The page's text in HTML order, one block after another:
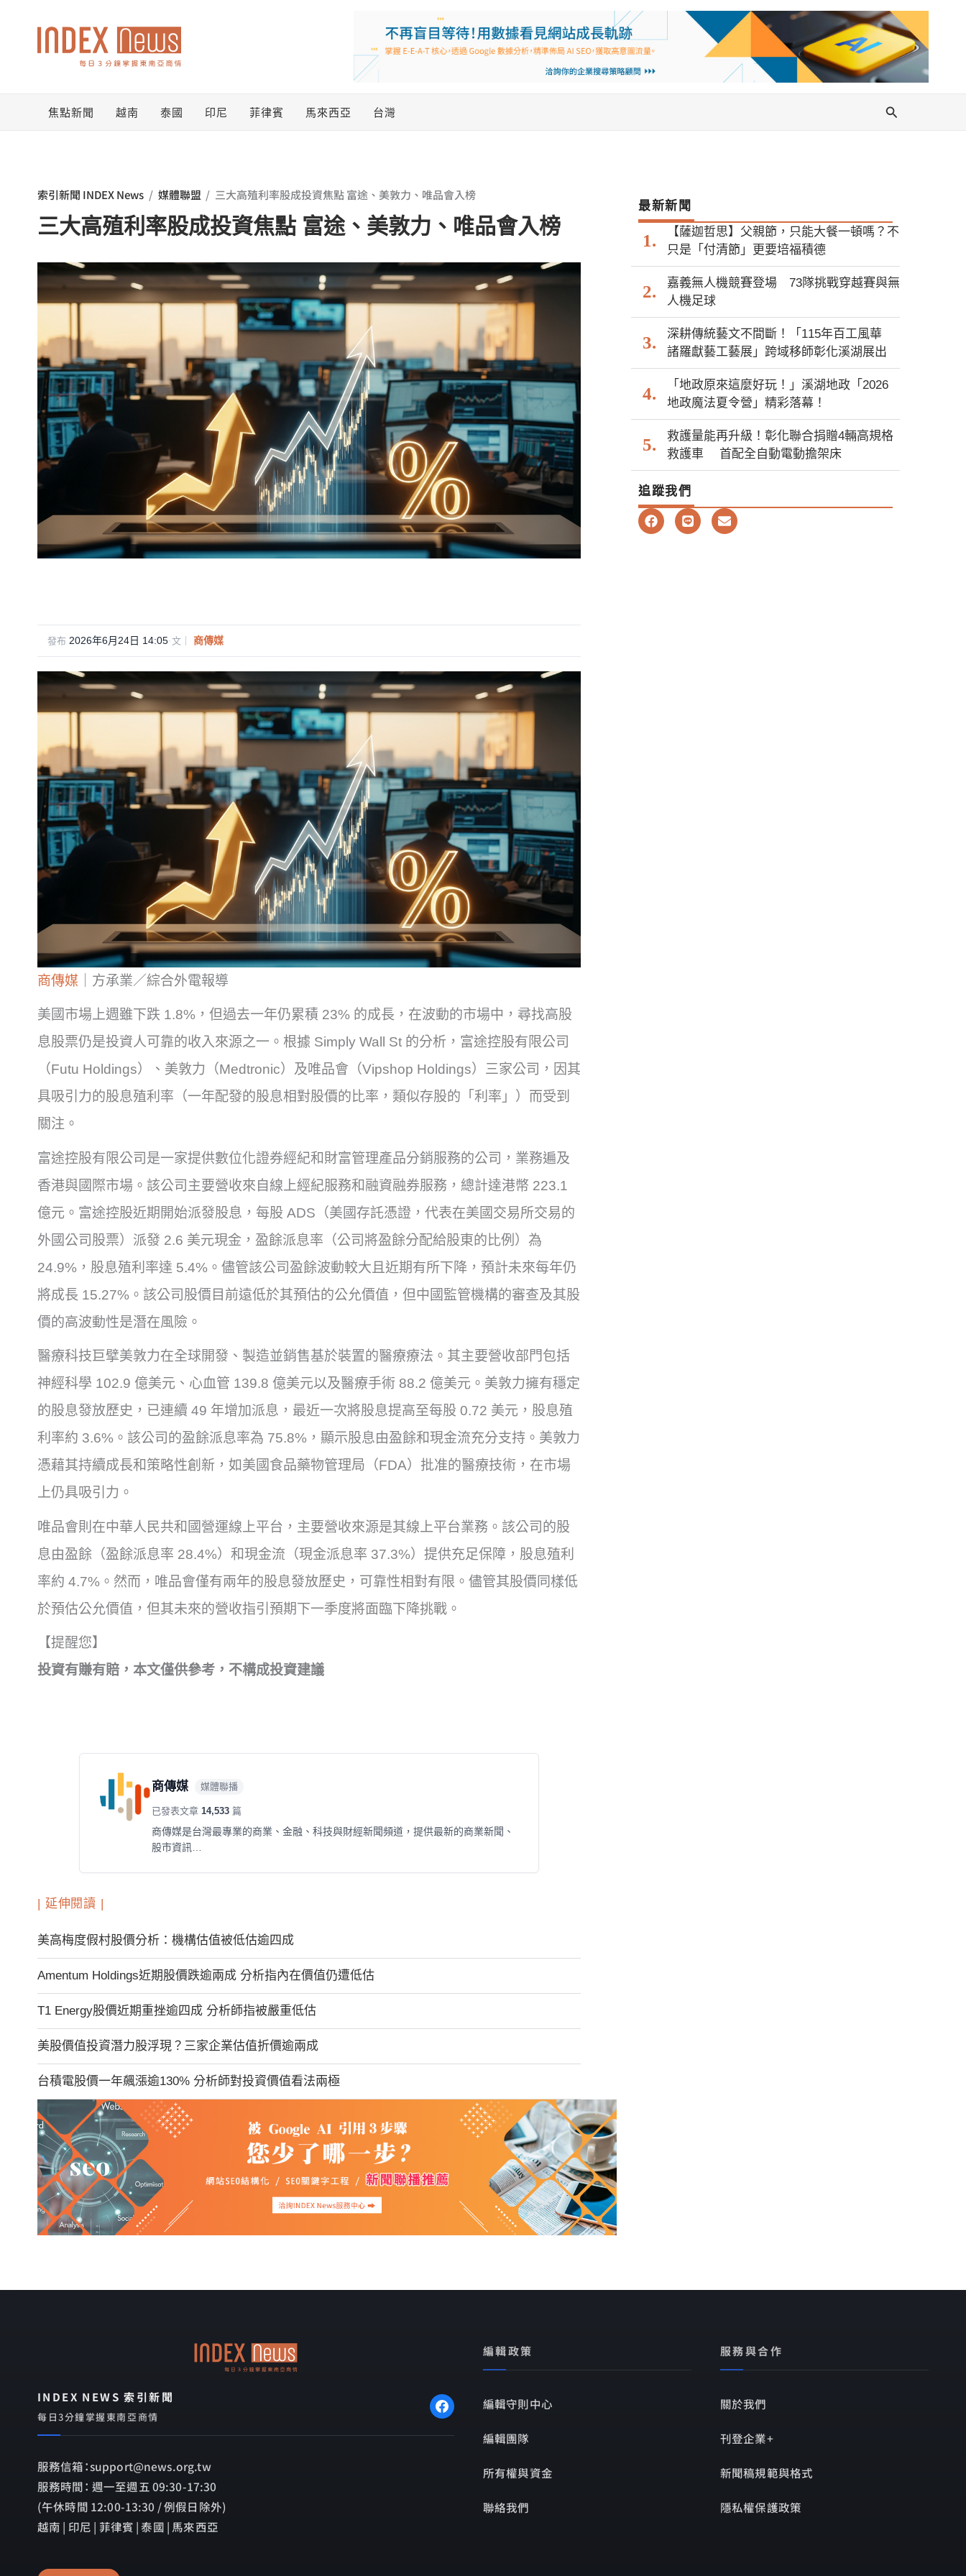
焦點新聞 越南 泰國 印尼 菲律賓 馬來西亞 台灣
搜
索引新聞 INDEX News / 媒體聯盟 / 三大高殖利率股成投資焦點 富途、美敦力、唯品會入榜
三大高殖利率股成投資焦點 富途、美敦力、唯品會入榜
發布 2026年6月24日 14:05·文｜ 商傳媒
商傳媒 ｜方承業／綜合外電報導
美國市場上週雖下跌 1.8%，但過去一年仍累積 23% 的成長，在波動的市場中，尋找高股
息股票仍是投資人可靠的收入來源之一。根據 Simply Wall St 的分析，富途控股有限公司
（Futu Holdings）、美敦力（Medtronic）及唯品會（Vipshop Holdings）三家公司，因其
具吸引力的股息殖利率（一年配發的股息相對股價的比率，類似存股的「利率」）而受到
關注。
富途控股有限公司是一家提供數位化證券經紀和財富管理產品分銷服務的公司，業務遍及
香港與國際市場。該公司主要營收來自線上經紀服務和融資融券服務，總計達港幣 223.1
億元。富途控股近期開始派發股息，每股 ADS（美國存託憑證，代表在美國交易所交易的
外國公司股票）派發 2.6 美元現金，盈餘派息率（公司將盈餘分配給股東的比例）為
24.9%，股息殖利率達 5.4%。儘管該公司盈餘波動較大且近期有所下降，預計未來每年仍
將成長 15.27%。該公司股價目前遠低於其預估的公允價值，但中國監管機構的審查及其股
價的高波動性是潛在風險。
醫療科技巨擘美敦力在全球開發、製造並銷售基於裝置的醫療療法。其主要營收部門包括
神經科學 102.9 億美元、心血管 139.8 億美元以及醫療手術 88.2 億美元。美敦力擁有穩定
的股息發放歷史，已連續 49 年增加派息，最近一次將股息提高至每股 0.72 美元，股息殖
利率約 3.6%。該公司的盈餘派息率為 75.8%，顯示股息由盈餘和現金流充分支持。美敦力
憑藉其持續成長和策略性創新，如美國食品藥物管理局（FDA）批准的醫療技術，在市場
上仍具吸引力。
唯品會則在中華人民共和國營運線上平台，主要營收來源是其線上平台業務。該公司的股
息由盈餘（盈餘派息率 28.4%）和現金流（現金派息率 37.3%）提供充足保障，股息殖利
率約 4.7%。然而，唯品會僅有兩年的股息發放歷史，可靠性相對有限。儘管其股價同樣低
於預估公允價值，但其未來的營收指引預期下一季度將面臨下降挑戰。
【提醒您】
投資有賺有賠，本文僅供參考，不構成投資建議
商傳媒 媒體聯播
已發表文章 14,533 篇
商傳媒是台灣最專業的商業、金融、科技與財經新聞頻道，提供最新的商業新聞、
股市資訊…
| 延伸閱讀 |
美高梅度假村股價分析：機構估值被低估逾四成
Amentum Holdings近期股價跌逾兩成 分析指內在價值仍遭低估
T1 Energy股價近期重挫逾四成 分析師指被嚴重低估
美股價值投資潛力股浮現？三家企業估值折價逾兩成
台積電股價一年飆漲逾130% 分析師對投資價值看法兩極
最新新聞
【薩迦哲思】父親節，只能大餐一頓嗎？不
只是「付清節」更要培福積德
嘉義無人機競賽登場 73隊挑戰穿越賽與無
人機足球
深耕傳統藝文不間斷！「115年百工風華
諸羅獻藝工藝展」跨域移師彰化溪湖展出
「地政原來這麼好玩！」溪湖地政「2026
地政魔法夏令營」精彩落幕！
救護量能再升級！彰化聯合捐贈4輛高規格
救護車 首配全自動電動擔架床
追蹤我們
F
a
L
i
E
n
INDEX NEWS 索引新聞
每日3分鐘掌握東南亞商情
服務信箱：support@news.org.tw
服務時間： 週一至週五 09:30-17:30
(午休時間 12:00-13:30 / 例假日除外)
越南 | 印尼 | 菲律賓 | 泰國 | 馬來西亞
編輯政策
編輯守則中心
編輯團隊
所有權與資金
聯絡我們
服務與合作
關於我們
刊登企業+
新聞稿規範與格式
隱私權保護政策